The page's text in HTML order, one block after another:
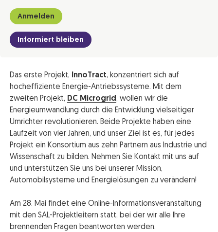
Anmelden
Informiert bleiben
Das erste Projekt, InnoTract, konzentriert sich auf
hocheffiziente Energie-Antriebssysteme. Mit dem
zweiten Projekt, DC Microgrid , wollen wir die
Energieumwandlung durch die Entwicklung vielseitiger
Umrichter revolutionieren. Beide Projekte haben eine
Laufzeit von vier Jahren, und unser Ziel ist es, für jedes
Projekt ein Konsortium aus zehn Partnern aus Industrie und
Wissenschaft zu bilden. Nehmen Sie Kontakt mit uns auf
und unterstützen Sie uns bei unserer Mission,
Automobilsysteme und Energielösungen zu verändern!
Am 28. Mai findet eine Online-Informationsveranstaltung
mit den SAL-Projektleitern statt, bei der wir alle Ihre
brennenden Fragen beantworten werden.